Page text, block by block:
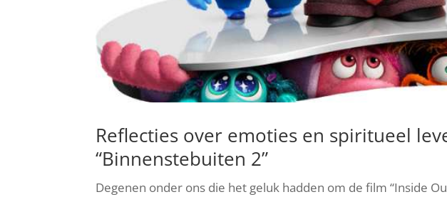
Reflecties over emoties en spiritueel
“Binnenstebuiten 2”
Degenen onder ons die het geluk hadden om de film “Inside